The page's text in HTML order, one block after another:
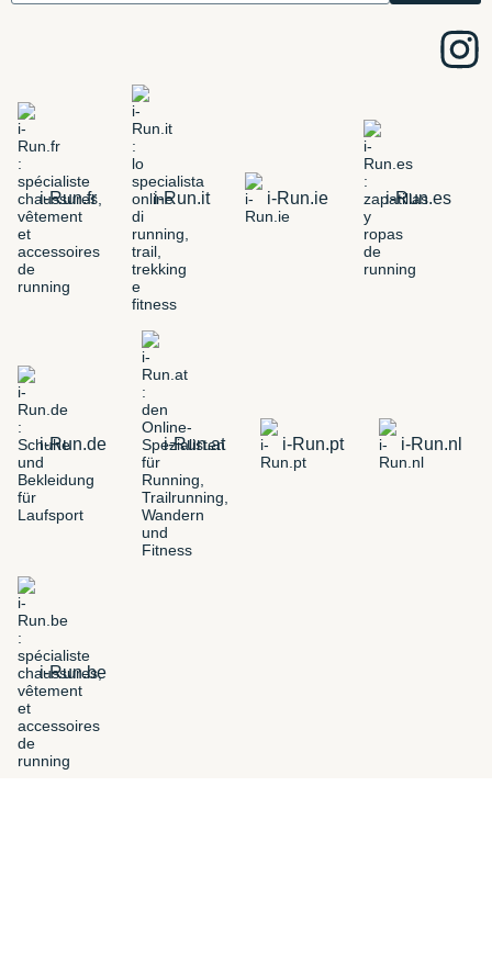
i-Run.fr i-Run.it i-Run.ie i-Run.es
i-Run.de i-Run.at i-Run.pt i-Run.nl
i-Run.be